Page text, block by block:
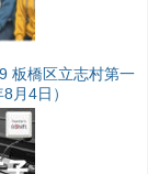
板橋区立志村第一
月4日）